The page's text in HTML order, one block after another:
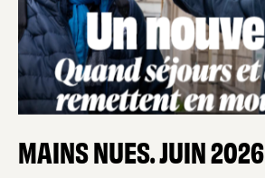
MAINS NUES. JUIN 2026